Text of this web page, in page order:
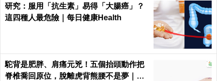
研究：服用「抗生素」易得「大腸癌」？
這四種人最危險｜每日健康Health
駝背是肥胖、肩痛元兇！五個抬頭動作把
脊椎喬回原位，脫離虎背熊腰不是夢｜每